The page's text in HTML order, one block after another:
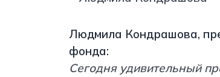
Людмила Кондрашова,
фонда:
Сегодня удивительный